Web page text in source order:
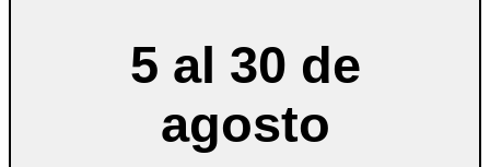
5 al 30 de
agosto